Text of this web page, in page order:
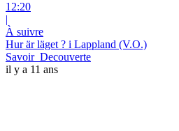
12:20
|
À suivre
Hur är läget ? i Lappland (V.O.)
Savoir_Decouverte
il y a 11 ans